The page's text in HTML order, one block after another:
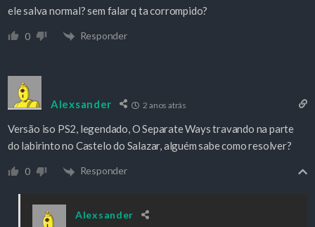
ele salva normal? sem falar q ta corrompido?
0 Responder
Alexsander 2 anos atrás
Versão iso PS2, legendado, O Separate Ways travando na parte
do labirinto no Castelo do Salazar, alguém sabe como resolver?
0 Responder
Alexsander